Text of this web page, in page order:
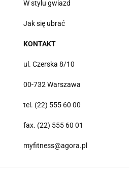
W stylu gwiazd
Jak się ubrać
KONTAKT
ul. Czerska 8/10
00-732 Warszawa
tel. (22) 555 60 00
fax. (22) 555 60 01
myfitness@agora.pl